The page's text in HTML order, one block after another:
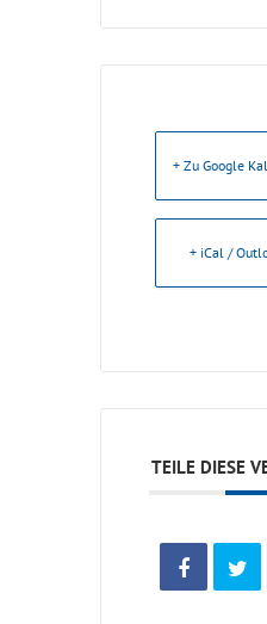
+ Zu Google
+ iCal /
TEILE DIESE